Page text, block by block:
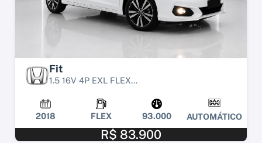
Fit
1.5 16V 4P EXL FLEX...
2018 FLEX 93.000 AUTOMÁTICO
R$ 83.900